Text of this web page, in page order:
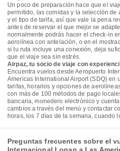
Un poco de preparación hace que el
permitido, las comidas y la selección
y el tipo de tarifa, así que vale la pena
antes de reservar el que mejor se
normalmente podrás hacer el check-in
aerolínea con antelación, o en el
si tu ruta incluye una conexión, deja
que el viaje sea sin estrés.
Airpaz, tu socio de viaje con
Encuentra vuelos desde Aeropuerto
Americas International Airport (SDQ) en
tarifas, horarios y opciones de
con más de 100 métodos de pago
bancaria, monedero electrónico y
cambios a través del menú y contactar
horas, los 7 días de la semana, cuando
Preguntas frecuentes sobre el